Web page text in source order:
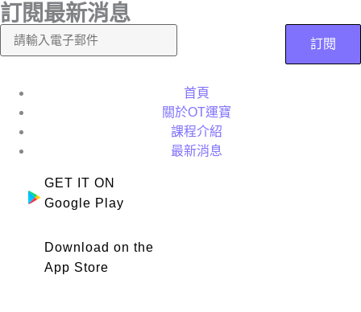
訂閱最新消息
訂閱
首頁
關於OT運寶
課程介紹
最新消息
GET IT ON
Google Play
Download on the
App Store